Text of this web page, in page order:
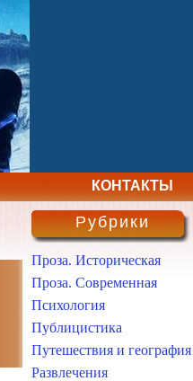
КОНТАКТЫ
Рубрики
Проза. Историческая
Проза. Современная
Психология
Публицистика
Путешествия и география
Развлечения